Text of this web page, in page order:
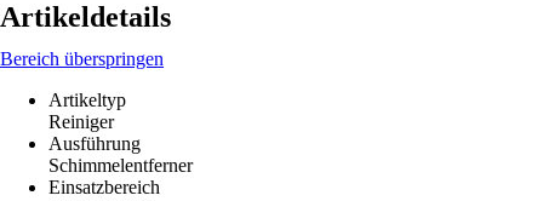
Artikeldetails
Bereich überspringen
Artikeltyp
Reiniger
Ausführung
Schimmelentferner
Einsatzbereich